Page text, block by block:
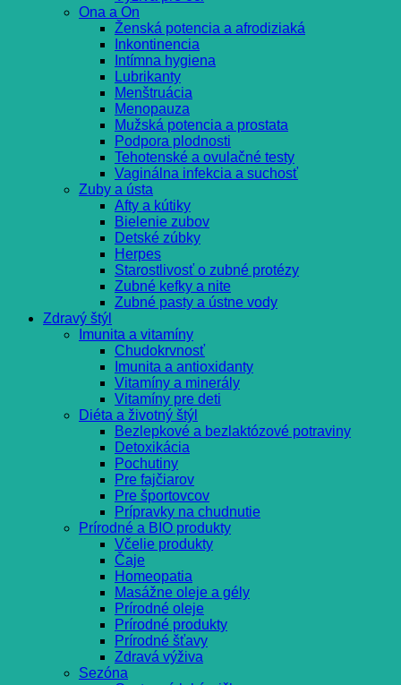
Ona a On
Ženská potencia a afrodiziaká
Inkontinencia
Intímna hygiena
Lubrikanty
Menštruácia
Menopauza
Mužská potencia a prostata
Podpora plodnosti
Tehotenské a ovulačné testy
Vaginálna infekcia a suchosť
Zuby a ústa
Afty a kútiky
Bielenie zubov
Detské zúbky
Herpes
Starostlivosť o zubné protézy
Zubné kefky a nite
Zubné pasty a ústne vody
Zdravý štýl
Imunita a vitamíny
Chudokrvnosť
Imunita a antioxidanty
Vitamíny a minerály
Vitamíny pre deti
Diéta a životný štýl
Bezlepkové a bezlaktózové potraviny
Detoxikácia
Pochutiny
Pre fajčiarov
Pre športovcov
Prípravky na chudnutie
Prírodné a BIO produkty
Včelie produkty
Čaje
Homeopatia
Masážne oleje a gély
Prírodné oleje
Prírodné produkty
Prírodné šťavy
Zdravá výživa
Sezóna